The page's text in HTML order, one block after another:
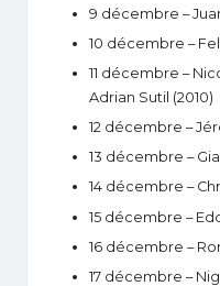
9 décembre –
10 décembre –
11 décembre –
Adrian Sutil (2010)
12 décembre –
13 décembre –
14 décembre –
15 décembre –
16 décembre –
17 décembre –